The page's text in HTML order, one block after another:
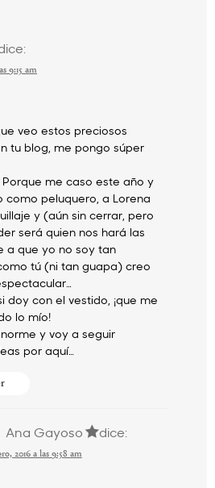
9:15 am
veo estos preciosos
tu blog, me pongo súper
Porque me caso este año y
como peluquero, a Lorena
y (aún sin cerrar, pero
será quien nos hará las
a que yo no soy tan
tú (ni tan guapa) creo
doy con el vestido, ¡que me
lo mío!
y voy a seguir
por aquí…
Ana Gayoso dice:
2016 a las 9:58 am